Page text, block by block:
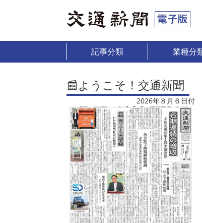
記事分類 業種分
📰ようこそ！交通新聞
2026年８月６日付